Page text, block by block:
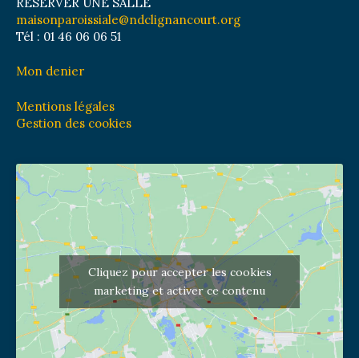
maisonparoissiale@ndclignancourt.org
Tél : 01 46 06 06 51
Mon denier
Mentions légales
Gestion des cookies
Cliquez pour accepter les cookies
marketing et activer ce contenu